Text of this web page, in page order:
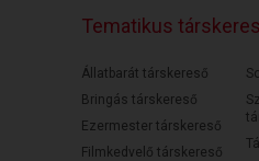
Tematikus
Állatbarát társkereső
Bringás társkereső
Ezermester társkereső
Filmkedvelő társkereső